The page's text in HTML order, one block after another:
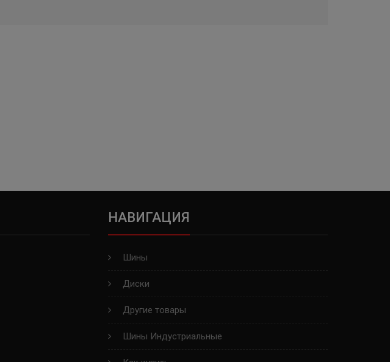
НАВИГАЦИЯ
Шины
Диски
Другие товары
Шины Индустриальные